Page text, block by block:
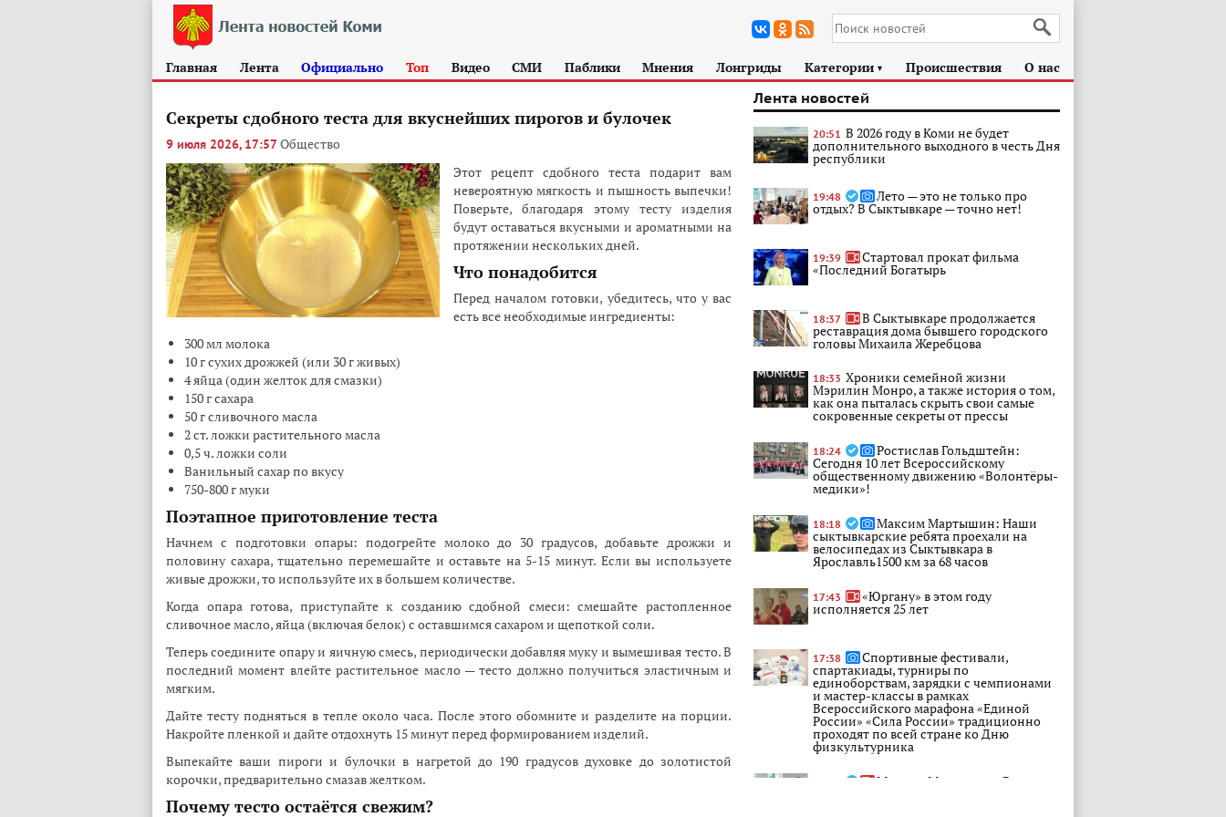
Главная Лента Официально Топ Видео СМИ Паблики Мнения Лонгриды Категории ► Происшествия О нас
Секреты сдобного теста для вкуснейших пирогов и булочек
9 июля 2026, 17:57Общество
Этот рецепт сдобного теста подарит вам
невероятную мягкость и пышность выпечки!
Поверьте, благодаря этому тесту изделия
будут оставаться вкусными и ароматными на
протяжении нескольких дней.
Что понадобится
Перед началом готовки, убедитесь, что у вас
есть все необходимые ингредиенты:
300 мл молока
10 г сухих дрожжей (или 30 г живых)
4 яйца (один желток для смазки)
150 г сахара
50 г сливочного масла
2 ст. ложки растительного масла
0,5 ч. ложки соли
Ванильный сахар по вкусу
750-800 г муки
Поэтапное приготовление теста
Начнем с подготовки опары: подогрейте молоко до 30 градусов, добавьте дрожжи и
половину сахара, тщательно перемешайте и оставьте на 5-15 минут. Если вы используете
живые дрожжи, то используйте их в большем количестве.
Когда опара готова, приступайте к созданию сдобной смеси: смешайте растопленное
сливочное масло, яйца (включая белок) с оставшимся сахаром и щепоткой соли.
Теперь соедините опару и яичную смесь, периодически добавляя муку и вымешивая тесто. В
последний момент влейте растительное масло — тесто должно получиться эластичным и
мягким.
Дайте тесту подняться в тепле около часа. После этого обомните и разделите на порции.
Накройте пленкой и дайте отдохнуть 15 минут перед формированием изделий.
Выпекайте ваши пироги и булочки в нагретой до 190 градусов духовке до золотистой
корочки, предварительно смазав желтком.
Почему тесто остаётся свежим?
Лента новостей
20:51 В 2026 году в Коми не будет
дополнительного выходного в честь Дня
республики
19:48 Лето — это не только про
отдых? В Сыктывкаре — точно нет!
19:39 Стартовал прокат фильма
«Последний Богатырь
18:37 В Сыктывкаре продолжается
реставрация дома бывшего городского
головы Михаила Жеребцова
18:33 Хроники семейной жизни
Мэрилин Монро, а также история о том,
как она пыталась скрыть свои самые
сокровенные секреты от прессы
18:24 Ростислав Гольдштейн:
Сегодня 10 лет Всероссийскому
общественному движению «Волонтёры-
медики»!
18:18 Максим Мартышин: Наши
сыктывкарские ребята проехали на
велосипедах из Сыктывкара в
Ярославль1500 км за 68 часов
17:43 «Юргану» в этом году
исполняется 25 лет
17:38 Спортивные фестивали,
спартакиады, турниры по
единоборствам, зарядки с чемпионами
и мастер-классы в рамках
Всероссийского марафона «Единой
России» «Сила России» традиционно
проходят по всей стране ко Дню
физкультурника
Максим Мартышин: В июне в